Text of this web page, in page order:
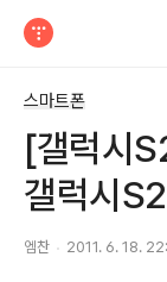
스마트폰
[갤럭시
갤럭시
엠찬 2011. 6. 18.